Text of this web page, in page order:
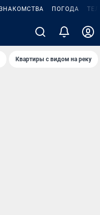
ПОГОДА
Квартиры с видом на реку